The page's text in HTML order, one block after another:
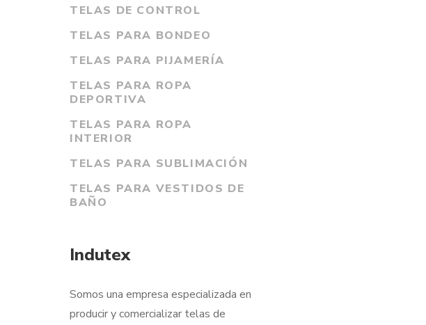
TELAS DE CONTROL
TELAS PARA BONDEO
TELAS PARA PIJAMERÍA
TELAS PARA ROPA
DEPORTIVA
TELAS PARA ROPA
INTERIOR
TELAS PARA SUBLIMACIÓN
TELAS PARA VESTIDOS DE
BAÑO
Indutex
Somos una empresa especializada en
producir y comercializar telas de